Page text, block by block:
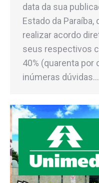
data da sua
Estado da
realizar acordo
seus respectivos
40% (quarenta por
inúmeras dúvidas…